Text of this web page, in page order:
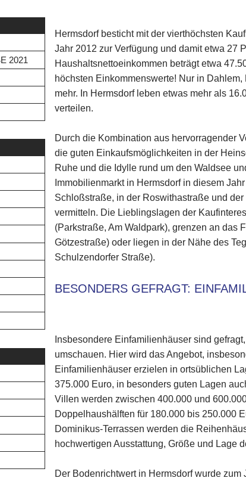
2021
Hermsdorf besticht mit der vierthöchsten
Jahr 2012 zur Verfügung und damit etwa 27
Haushaltsnettoeinkommen beträgt etwa
höchsten Einkommenswerte! Nur in
mehr. In Hermsdorf leben etwas mehr als
verteilen.
Durch die Kombination aus hervorragender
die guten Einkaufsmöglichkeiten in der
Ruhe und die Idylle rund um den Waldsee
Immobilienmarkt in Hermsdorf in diesem
Schloßstraße, in der Roswithastraße und
vermitteln. Die Lieblingslagen der
(Parkstraße, Am Waldpark), grenzen an
Götzestraße) oder liegen in der Nähe des
Schulzendorfer Straße).
BESONDERS GEFRAGT:
Insbesondere Einfamilienhäuser sind
umschauen. Hier wird das Angebot,
Einfamilienhäuser erzielen in ortsüblichen
375.000 Euro, in besonders guten Lagen
Villen werden zwischen 400.000 und
Doppelhaushälften für 180.000 bis 250.000
Dominikus-Terrassen werden die
hochwertigen Ausstattung, Größe und Lage
Der Bodenrichtwert in Hermsdorf wurde